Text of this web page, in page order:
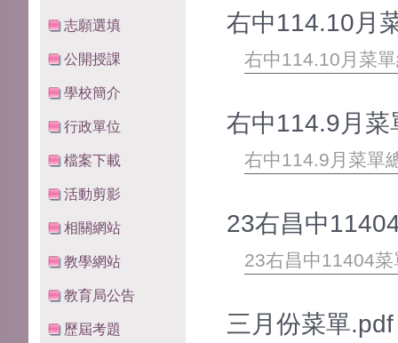
志願選填
公開授課
學校簡介
行政單位
檔案下載
活動剪影
相關網站
教學網站
教育局公告
歷屆考題
右中114.10月
右中114.10月菜
右中114.9月菜
右中114.9月菜單
23右昌中
23右昌中11404
三月份菜單.pdf